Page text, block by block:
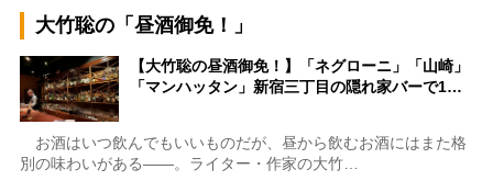
大竹聡の「昼酒御免！」
【大竹聡の昼酒御免！】「ネグローニ」「山崎」
「マンハッタン」新宿三丁目の隠れ家バーで1…
お酒はいつ飲んでもいいものだが、昼から飲むお酒にはまた格
別の味わいがある――。ライター・作家の大竹…